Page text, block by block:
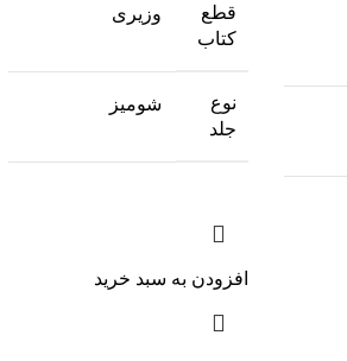
قطع
کتاب
وزیری
نوع
جلد
شومیز
افزودن به سبد خرید